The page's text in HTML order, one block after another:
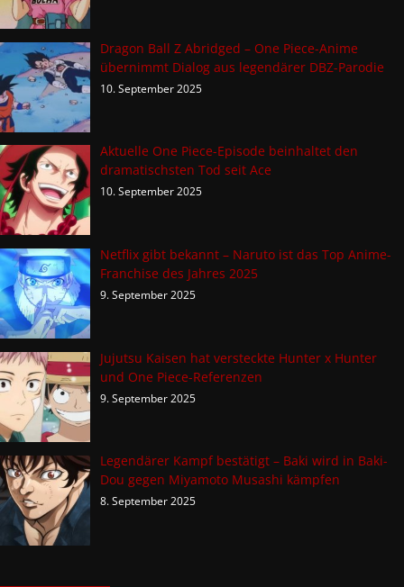
Dragon Ball Z Abridged – One Piece-Anime
übernimmt Dialog aus legendärer DBZ-Parodie
10. September 2025
Aktuelle One Piece-Episode beinhaltet den
dramatischsten Tod seit Ace
10. September 2025
Netflix gibt bekannt – Naruto ist das Top Anime-
Franchise des Jahres 2025
9. September 2025
Jujutsu Kaisen hat versteckte Hunter x Hunter
und One Piece-Referenzen
9. September 2025
Legendärer Kampf bestätigt – Baki wird in Baki-
Dou gegen Miyamoto Musashi kämpfen
8. September 2025